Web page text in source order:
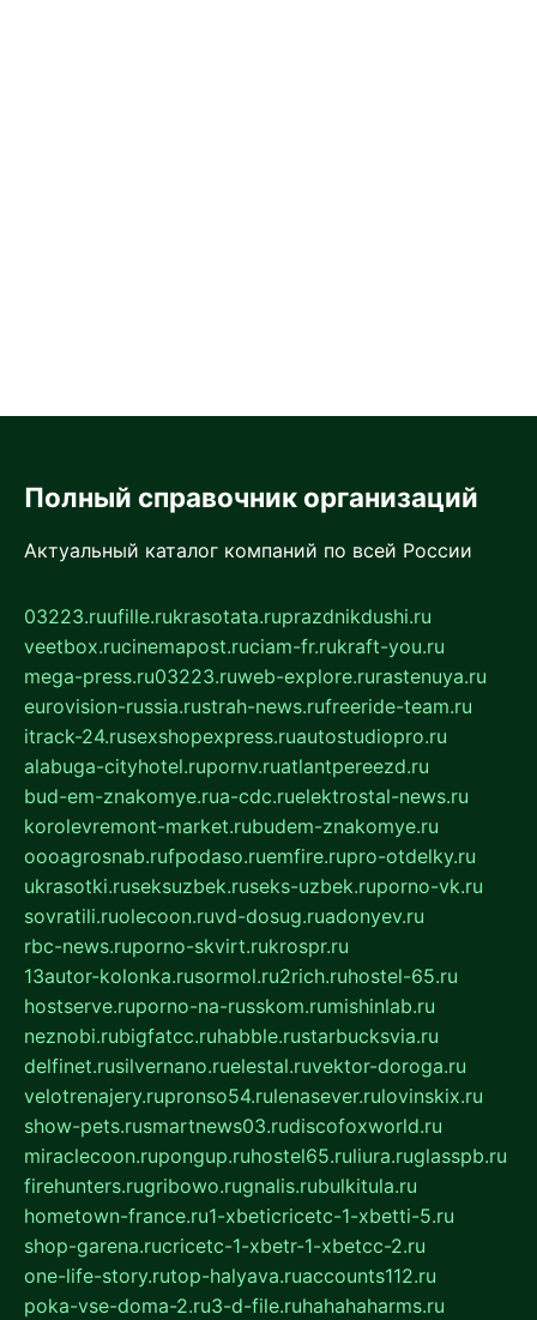
Полный справочник организаций
Актуальный каталог компаний по всей России
03223.ruufille.rukrasotata.ruprazdnikdushi.ru
veetbox.rucinemapost.ruciam-fr.rukraft-you.ru
mega-press.ru03223.ruweb-explore.rurastenuya.ru
eurovision-russia.rustrah-news.rufreeride-team.ru
itrack-24.rusexshopexpress.ruautostudiopro.ru
alabuga-cityhotel.rupornv.ruatlantpereezd.ru
bud-em-znakomye.rua-cdc.ruelektrostal-news.ru
korolevremont-market.rubudem-znakomye.ru
oooagrosnab.rufpodaso.ruemfire.rupro-otdelky.ru
ukrasotki.ruseksuzbek.ruseks-uzbek.ruporno-vk.ru
sovratili.ruolecoon.ruvd-dosug.ruadonyev.ru
rbc-news.ruporno-skvirt.rukrospr.ru
13autor-kolonka.rusormol.ru2rich.ruhostel-65.ru
hostserve.ruporno-na-russkom.rumishinlab.ru
neznobi.rubigfatcc.ruhabble.rustarbucksvia.ru
delfinet.rusilvernano.ruelestal.ruvektor-doroga.ru
velotrenajery.rupronso54.rulenasever.rulovinskix.ru
show-pets.rusmartnews03.rudiscofoxworld.ru
miraclecoon.rupongup.ruhostel65.ruliura.ruglasspb.ru
firehunters.rugribowo.rugnalis.rubulkitula.ru
hometown-france.ru1-xbeticricetc-1-xbetti-5.ru
shop-garena.rucricetc-1-xbetr-1-xbetcc-2.ru
one-life-story.rutop-halyava.ruaccounts112.ru
poka-vse-doma-2.ru3-d-file.ruhahahaharms.ru